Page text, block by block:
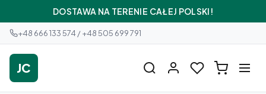
DOSTAWA NA TERENIE CAŁEJ POLSKI!
+48 666 133 574 / +48 505 699 791
JC